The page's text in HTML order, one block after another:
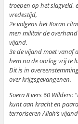
troepen op het slagveld,
vredestijd,
2e volgens het Koran
men militair de
vijand.
3e de vijand moet vanaf
hem na de oorlog vrij te
Dit is in
over krijgsgevangenen.
Soera 8 vers 60 Wilders:
kunt aan kracht en
terroriseren Allah’s